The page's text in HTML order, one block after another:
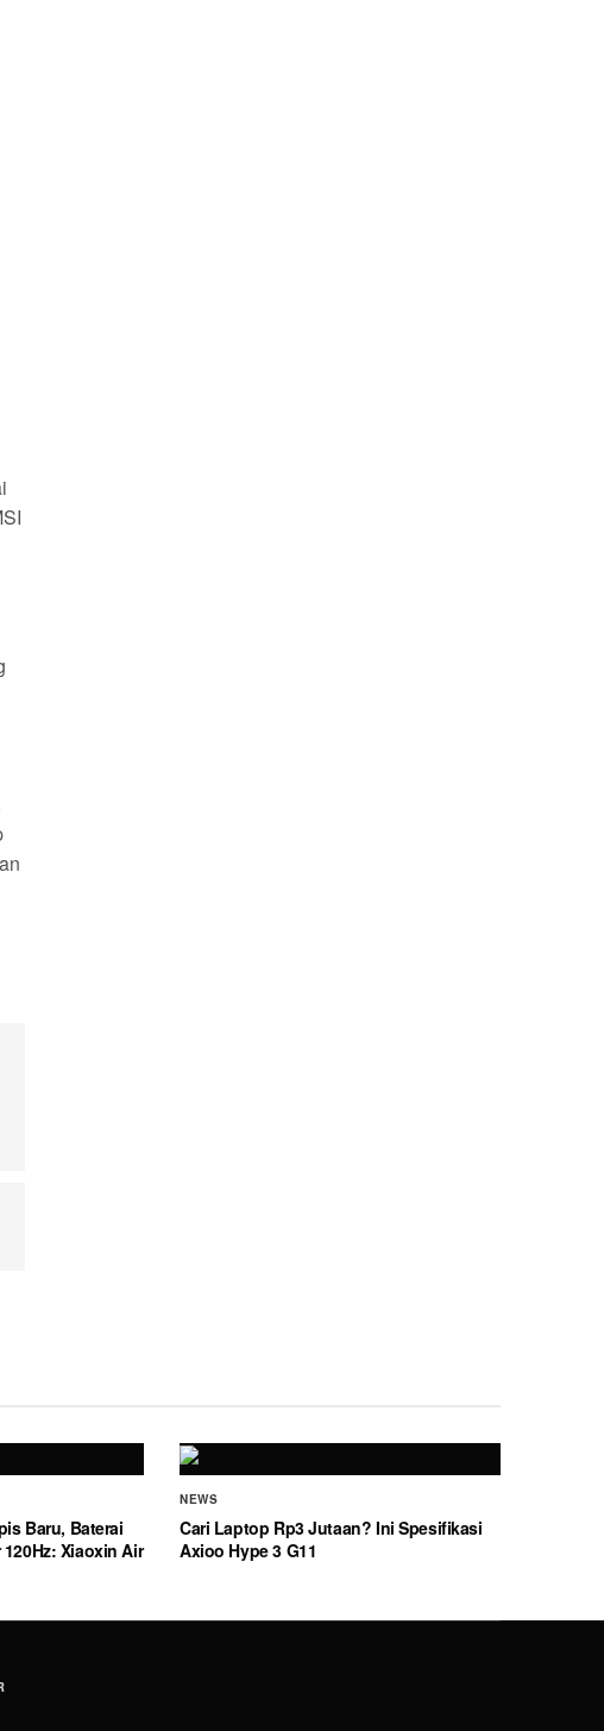
Baru, Baterai
Xiaoxin Air
NEWS
Cari Laptop Rp3 Jutaan? Ini Spesifikasi
Axioo Hype 3 G11